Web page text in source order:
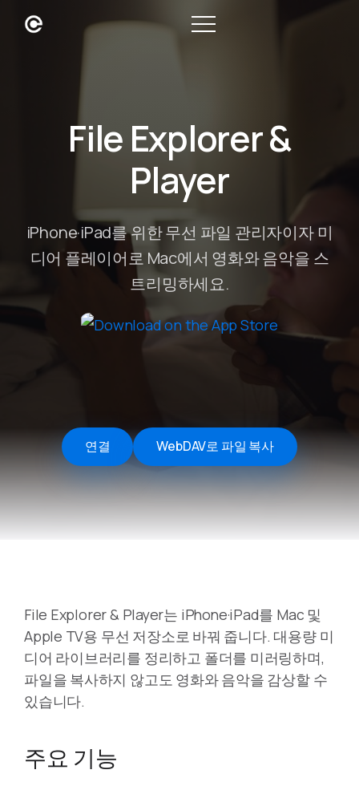
File Explorer &
Player
iPhone·iPad를 위한 무선 파일 관리자이자 미
디어 플레이어로 Mac에서 영화와 음악을 스
트리밍하세요.
연결 WebDAV로 파일 복사
File Explorer & Player는 iPhone·iPad를 Mac 및
Apple TV용 무선 저장소로 바꿔 줍니다. 대용량 미
디어 라이브러리를 정리하고 폴더를 미러링하며,
파일을 복사하지 않고도 영화와 음악을 감상할 수
있습니다.
주요 기능